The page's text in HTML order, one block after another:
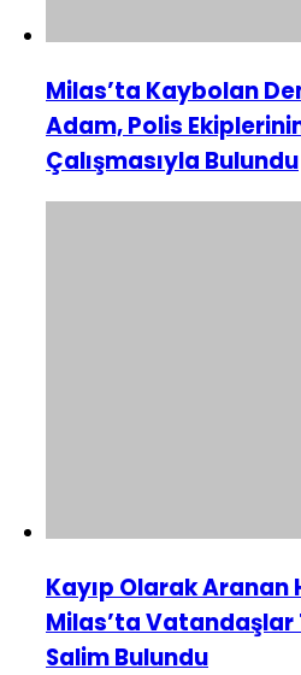
Milas’ta Kaybolan
Adam, Polis
Çalışmasıyla Bulundu
Kayıp Olarak
Milas’ta Vatandaşlar
Salim Bulundu